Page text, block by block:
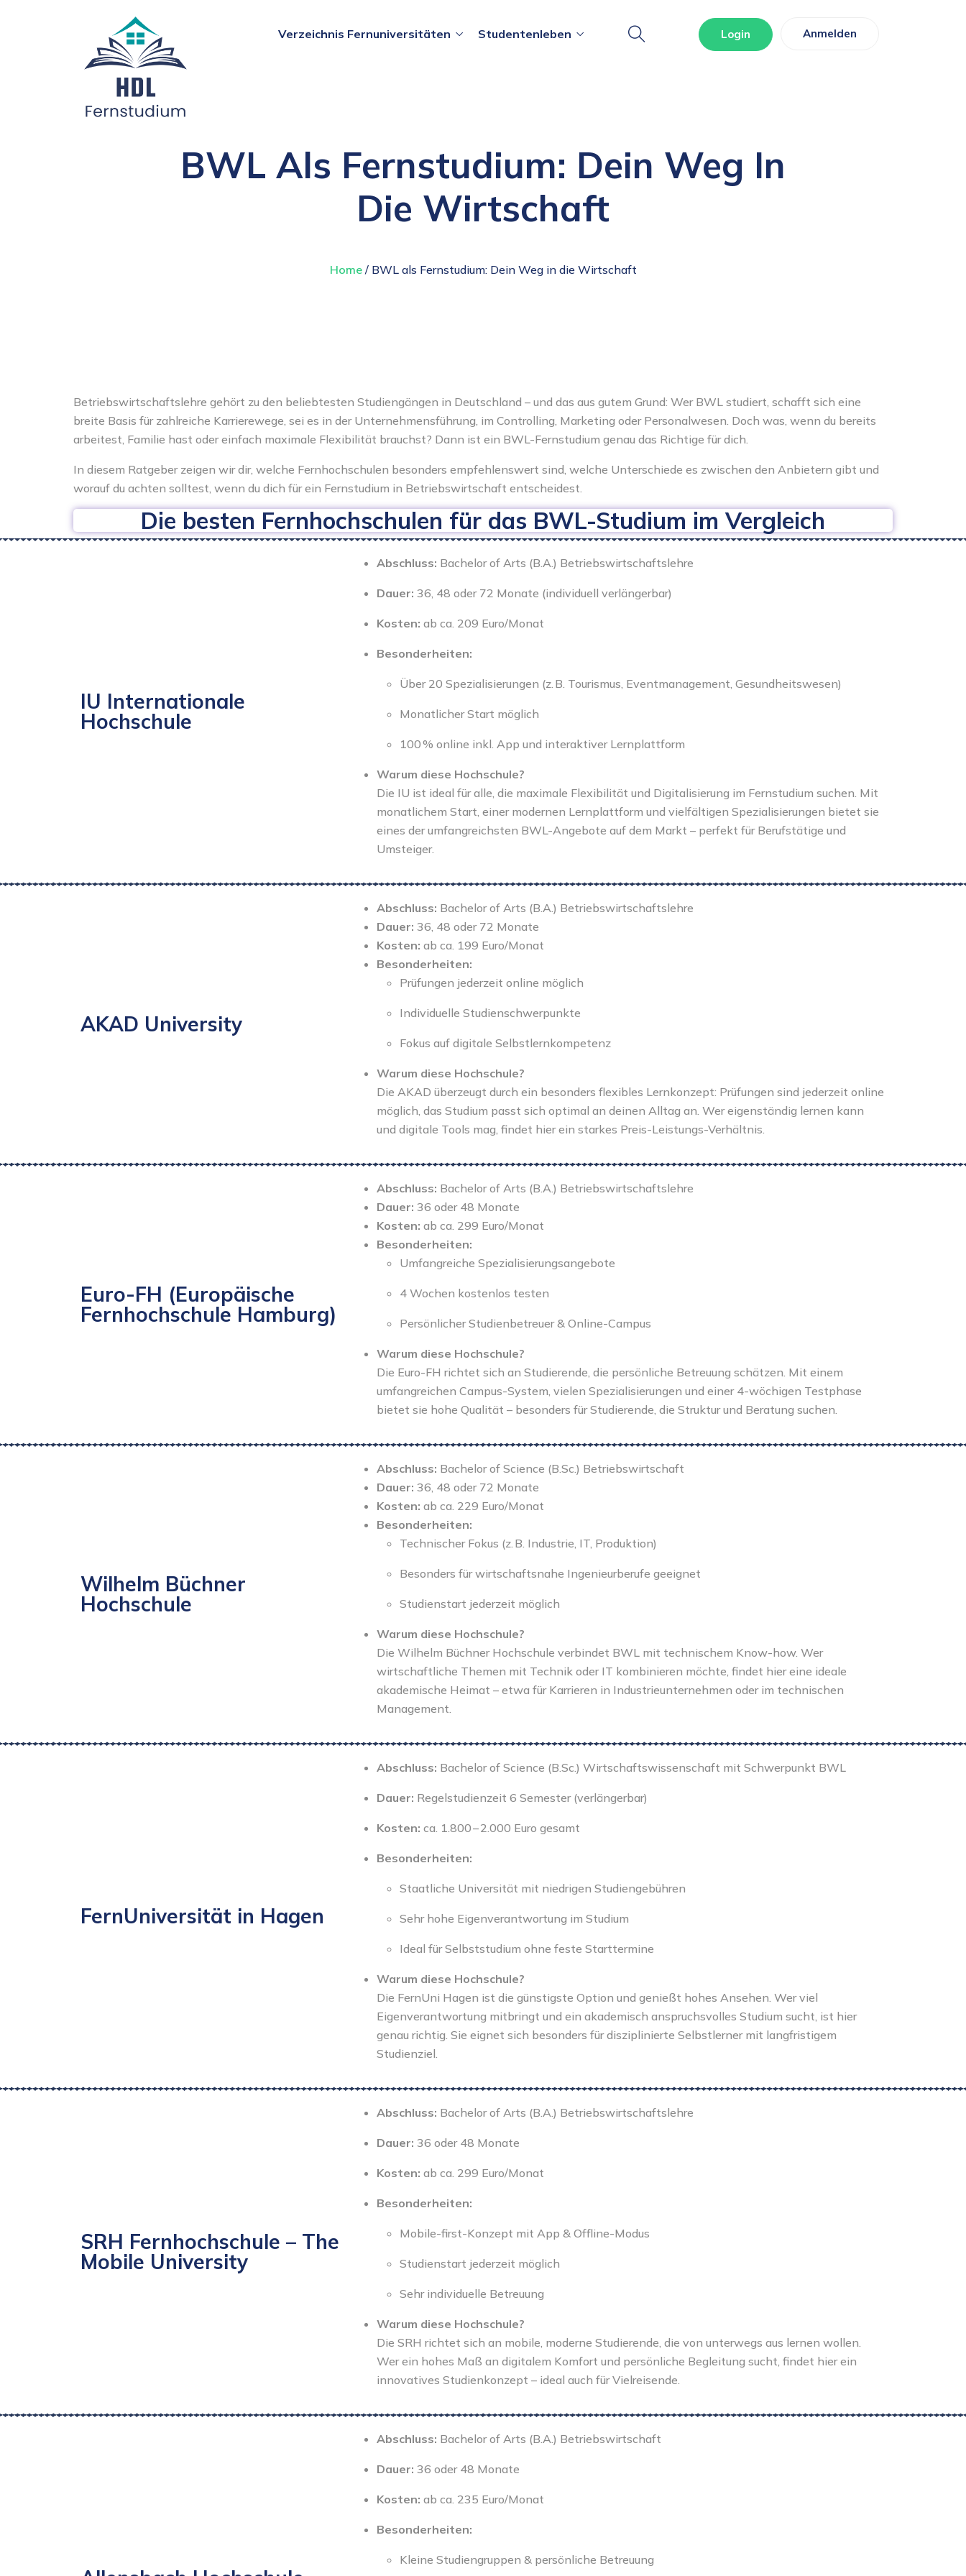
Verzeichnis Fernuniversitäten Studentenleben Login Anmelden
BWL Als Fernstudium: Dein Weg In
Die Wirtschaft
Home / BWL als Fernstudium: Dein Weg in die Wirtschaft
Betriebswirtschaftslehre gehört zu den beliebtesten Studiengängen in Deutschland – und das aus gutem Grund: Wer BWL studiert, schafft sich eine
breite Basis für zahlreiche Karrierewege, sei es in der Unternehmensführung, im Controlling, Marketing oder Personalwesen. Doch was, wenn du bereits
arbeitest, Familie hast oder einfach maximale Flexibilität brauchst? Dann ist ein BWL-Fernstudium genau das Richtige für dich.
In diesem Ratgeber zeigen wir dir, welche Fernhochschulen besonders empfehlenswert sind, welche Unterschiede es zwischen den Anbietern gibt und
worauf du achten solltest, wenn du dich für ein Fernstudium in Betriebswirtschaft entscheidest.
Die besten Fernhochschulen für das BWL-Studium im Vergleich
IU Internationale
Hochschule
Abschluss: Bachelor of Arts (B.A.) Betriebswirtschaftslehre
Dauer: 36, 48 oder 72 Monate (individuell verlängerbar)
Kosten: ab ca. 209 Euro/Monat
Besonderheiten:
Über 20 Spezialisierungen (z. B. Tourismus, Eventmanagement, Gesundheitswesen)
Monatlicher Start möglich
100 % online inkl. App und interaktiver Lernplattform
Warum diese Hochschule?
Die IU ist ideal für alle, die maximale Flexibilität und Digitalisierung im Fernstudium suchen. Mit
monatlichem Start, einer modernen Lernplattform und vielfältigen Spezialisierungen bietet sie
eines der umfangreichsten BWL-Angebote auf dem Markt – perfekt für Berufstätige und
Umsteiger.
AKAD University
Abschluss: Bachelor of Arts (B.A.) Betriebswirtschaftslehre
Dauer: 36, 48 oder 72 Monate
Kosten: ab ca. 199 Euro/Monat
Besonderheiten:
Prüfungen jederzeit online möglich
Individuelle Studienschwerpunkte
Fokus auf digitale Selbstlernkompetenz
Warum diese Hochschule?
Die AKAD überzeugt durch ein besonders flexibles Lernkonzept: Prüfungen sind jederzeit online
möglich, das Studium passt sich optimal an deinen Alltag an. Wer eigenständig lernen kann
und digitale Tools mag, findet hier ein starkes Preis-Leistungs-Verhältnis.
Euro-FH (Europäische
Fernhochschule Hamburg)
Abschluss: Bachelor of Arts (B.A.) Betriebswirtschaftslehre
Dauer: 36 oder 48 Monate
Kosten: ab ca. 299 Euro/Monat
Besonderheiten:
Umfangreiche Spezialisierungsangebote
4 Wochen kostenlos testen
Persönlicher Studienbetreuer & Online-Campus
Warum diese Hochschule?
Die Euro-FH richtet sich an Studierende, die persönliche Betreuung schätzen. Mit einem
umfangreichen Campus-System, vielen Spezialisierungen und einer 4-wöchigen Testphase
bietet sie hohe Qualität – besonders für Studierende, die Struktur und Beratung suchen.
Wilhelm Büchner
Hochschule
Abschluss: Bachelor of Science (B.Sc.) Betriebswirtschaft
Dauer: 36, 48 oder 72 Monate
Kosten: ab ca. 229 Euro/Monat
Besonderheiten:
Technischer Fokus (z. B. Industrie, IT, Produktion)
Besonders für wirtschaftsnahe Ingenieurberufe geeignet
Studienstart jederzeit möglich
Warum diese Hochschule?
Die Wilhelm Büchner Hochschule verbindet BWL mit technischem Know-how. Wer
wirtschaftliche Themen mit Technik oder IT kombinieren möchte, findet hier eine ideale
akademische Heimat – etwa für Karrieren in Industrieunternehmen oder im technischen
Management.
FernUniversität in Hagen
Abschluss: Bachelor of Science (B.Sc.) Wirtschaftswissenschaft mit Schwerpunkt BWL
Dauer: Regelstudienzeit 6 Semester (verlängerbar)
Kosten: ca. 1.800 – 2.000 Euro gesamt
Besonderheiten:
Staatliche Universität mit niedrigen Studiengebühren
Sehr hohe Eigenverantwortung im Studium
Ideal für Selbststudium ohne feste Starttermine
Warum diese Hochschule?
Die FernUni Hagen ist die günstigste Option und genießt hohes Ansehen. Wer viel
Eigenverantwortung mitbringt und ein akademisch anspruchsvolles Studium sucht, ist hier
genau richtig. Sie eignet sich besonders für disziplinierte Selbstlerner mit langfristigem
Studienziel.
SRH Fernhochschule – The
Mobile University
Abschluss: Bachelor of Arts (B.A.) Betriebswirtschaftslehre
Dauer: 36 oder 48 Monate
Kosten: ab ca. 299 Euro/Monat
Besonderheiten:
Mobile-first-Konzept mit App & Offline-Modus
Studienstart jederzeit möglich
Sehr individuelle Betreuung
Warum diese Hochschule?
Die SRH richtet sich an mobile, moderne Studierende, die von unterwegs aus lernen wollen.
Wer ein hohes Maß an digitalem Komfort und persönliche Begleitung sucht, findet hier ein
innovatives Studienkonzept – ideal auch für Vielreisende.
Abschluss: Bachelor of Arts (B.A.) Betriebswirtschaft
Dauer: 36 oder 48 Monate
Kosten: ab ca. 235 Euro/Monat
Besonderheiten:
Kleine Studiengruppen & persönliche Betreuung